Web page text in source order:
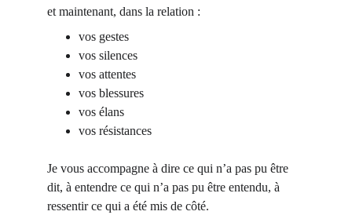
et maintenant, dans la relation :
vos gestes
vos silences
vos attentes
vos blessures
vos élans
vos résistances
Je vous accompagne à dire ce qui n’a pas pu être
dit, à entendre ce qui n’a pas pu être entendu, à
ressentir ce qui a été mis de côté.